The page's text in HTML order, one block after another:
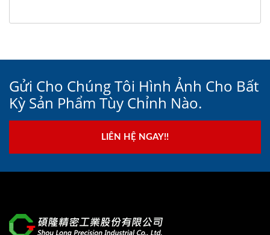
Gửi Cho Chúng Tôi Hình Ảnh Cho Bất
Kỳ Sản Phẩm Tùy Chỉnh Nào.
LIÊN HỆ NGAY!!